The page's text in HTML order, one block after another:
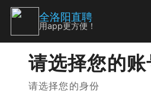
请选择您的账
请选择您的身份
全洛阳直聘
用app更方便！